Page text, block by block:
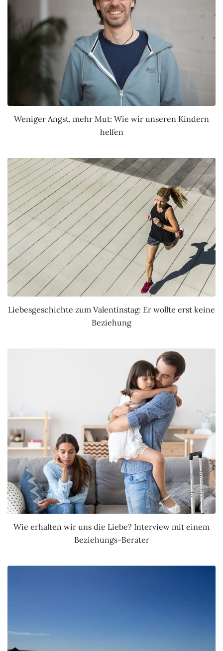
Weniger Angst, mehr Mut: Wie wir unseren Kindern
helfen
Liebesgeschichte zum Valentinstag: Er wollte erst keine
Beziehung
Wie erhalten wir uns die Liebe? Interview mit einem
Beziehungs-Berater